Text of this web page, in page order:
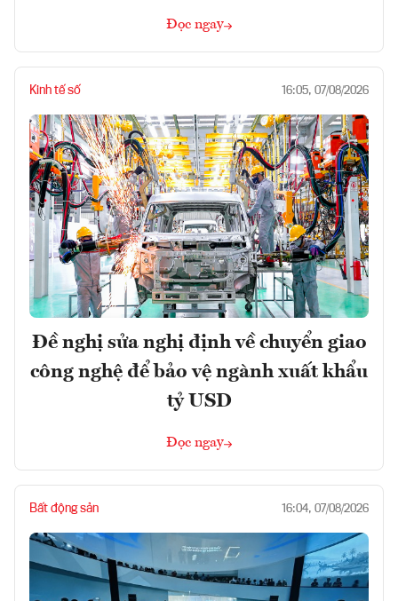
Đọc ngay
Kinh tế số 16:05, 07/08/2026
Đề nghị sửa nghị định về chuyển giao
công nghệ để bảo vệ ngành xuất khẩu
tỷ USD
Đọc ngay
Bất động sản 16:04, 07/08/2026